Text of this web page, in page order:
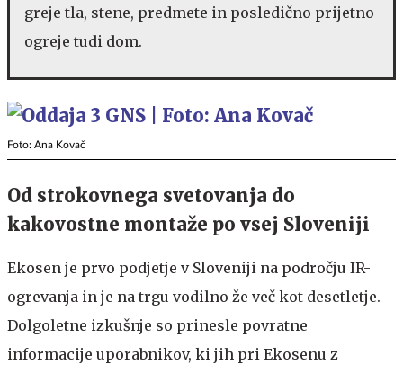
greje tla, stene, predmete in posledično prijetno
ogreje tudi dom.
Foto: Ana Kovač
Od strokovnega svetovanja do
kakovostne montaže po vsej Sloveniji
Ekosen je prvo podjetje v Sloveniji na področju IR-
ogrevanja in je na trgu vodilno že več kot desetletje.
Dolgoletne izkušnje so prinesle povratne
informacije uporabnikov, ki jih pri Ekosenu z